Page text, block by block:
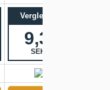
Vergleichs-Note
9,3/10
SEHR GUT